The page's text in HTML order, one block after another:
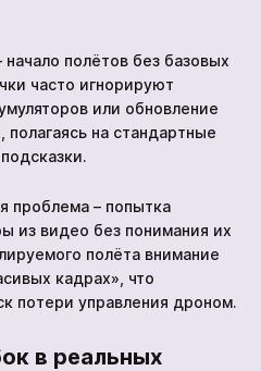
полётов без базовых
часто игнорируют
или обновление
на стандартные
проблема – попытка
из видео без понимания их
полёта внимание
кадрах», что
потери управления дроном.
в реальных